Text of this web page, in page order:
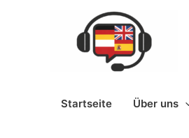
Startseite Über uns